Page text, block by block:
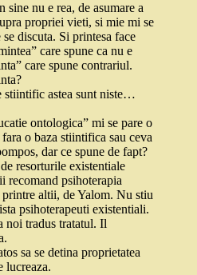
sine nu e rea, de asumare a
propriei vieti, si mie mi se
se discuta. Si printesa face
care spune ca nu e
care spune contrariul.
stiintific astea sunt niste…
ontologica” mi se pare o
o baza stiintifica sau ceva
dar ce spune de fapt?
resorturile existentiale
recomand psihoterapia
altii, de Yalom. Nu stiu
psihoterapeuti existentiali.
noi tradus tratatul. Il
sa se detina proprietatea
lucreaza.